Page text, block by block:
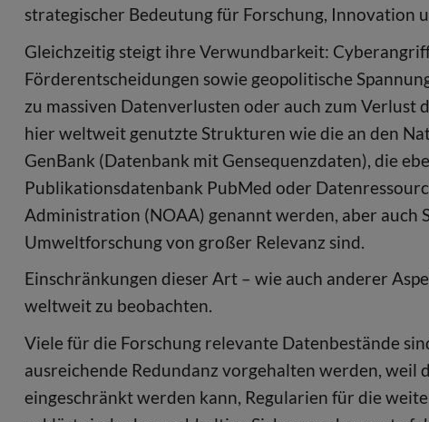
strategischer Bedeutung für Forschung, Innovation
Gleichzeitig steigt ihre Verwundbarkeit:
Förderentscheidungen sowie geopolitische
zu massiven Datenverlusten oder auch zum Verlust
hier weltweit genutzte Strukturen wie die an den
GenBank (Datenbank mit Gensequenzdaten), die
Publikationsdatenbank PubMed oder
Administration (NOAA) genannt werden, aber auch
Umweltforschung von großer Relevanz sind.
Einschränkungen dieser Art – wie auch anderer
weltweit zu beobachten.
Viele für die Forschung relevante Datenbestände
ausreichende Redundanz vorgehalten werden, weil
eingeschränkt werden kann, Regularien für die